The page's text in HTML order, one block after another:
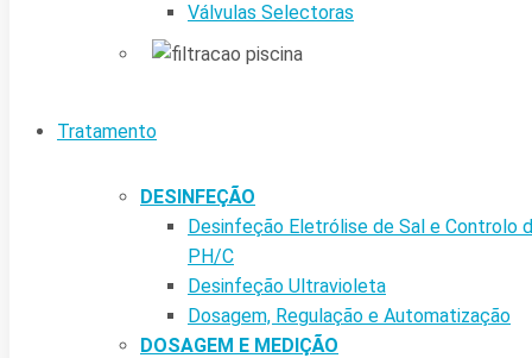
Válvulas Selectoras
Tratamento
DESINFEÇÃO
Desinfeção Eletrólise de Sal e Controlo
PH/C
Desinfeção Ultravioleta
Dosagem, Regulação e Automatização
DOSAGEM E MEDIÇÃO